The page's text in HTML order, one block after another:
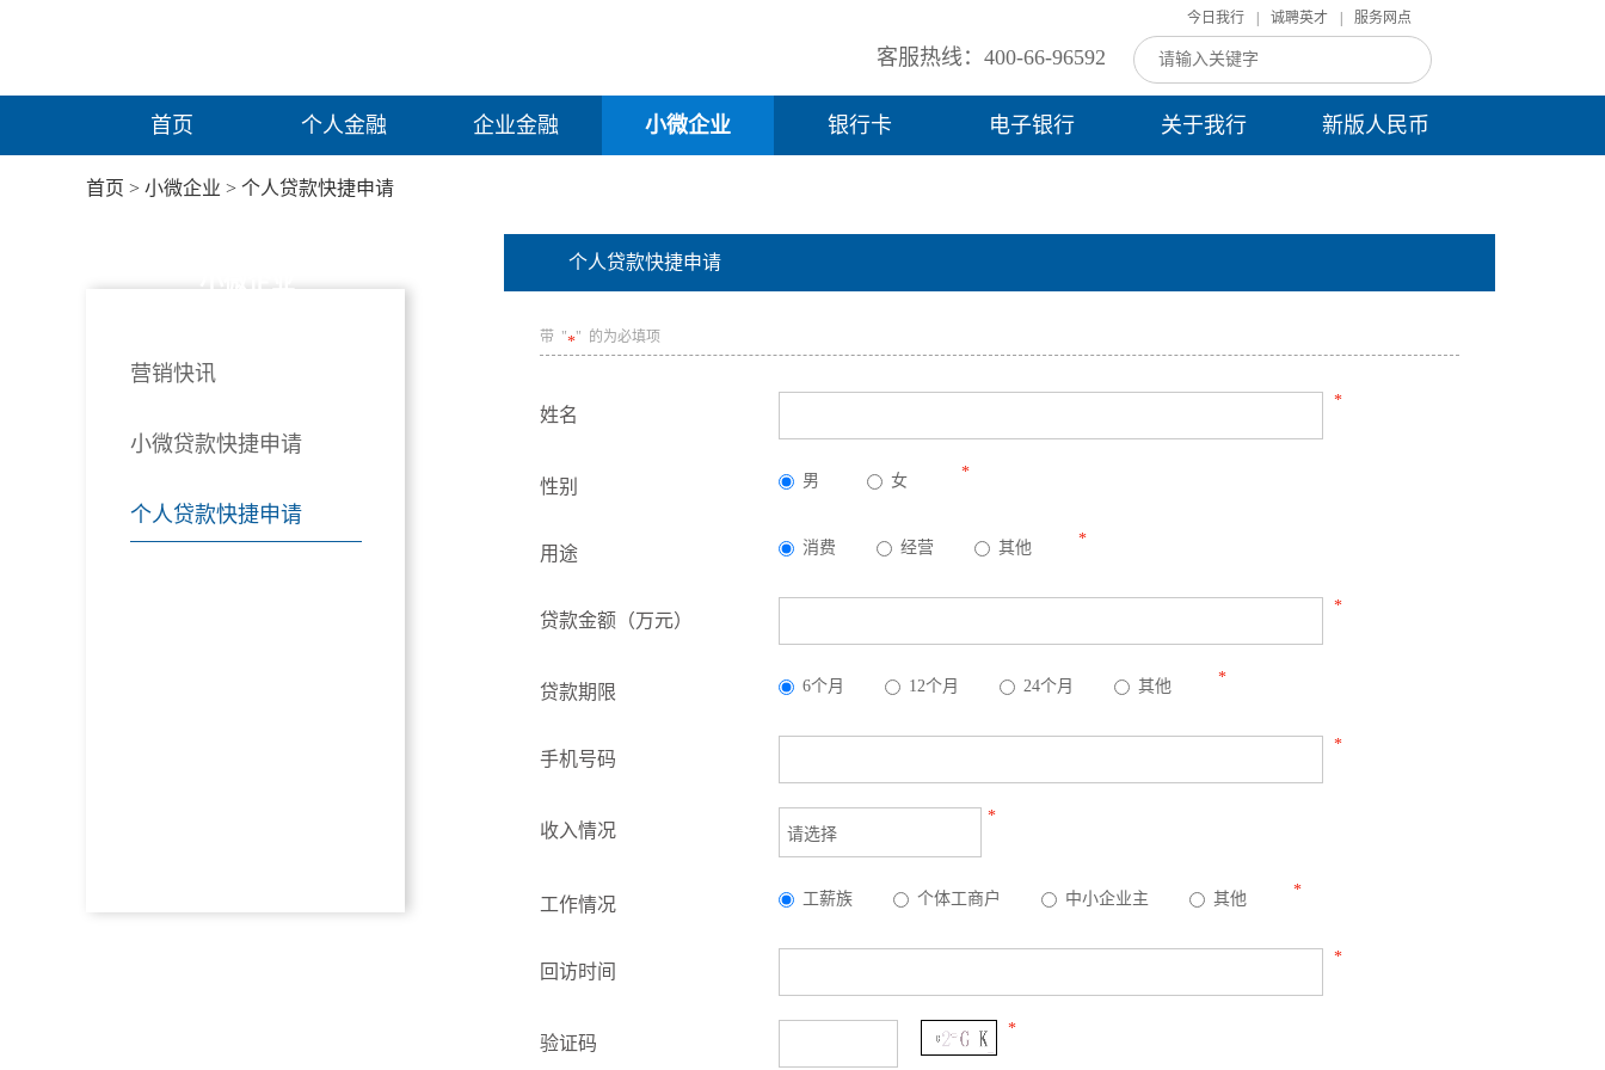
今日我行 诚聘英才 服务网点
客服热线：400-66-96592
首页 个人金融 企业金融 小微企业 银行卡 电子银行 关于我行 新版人民币
首页 > 小微企业 > 个人贷款快捷申请
小微企业
营销快讯
小微贷款快捷申请
个人贷款快捷申请
个人贷款快捷申请
带 "*" 的为必填项
姓名
*
性别 男 女 *
用途 消费 经营 其他 *
贷款金额（万元）
*
贷款期限 6个月 12个月 24个月 其他 *
手机号码
*
收入情况
*
工作情况 工薪族 个体工商户 中小企业主 其他 *
回访时间
*
验证码
*